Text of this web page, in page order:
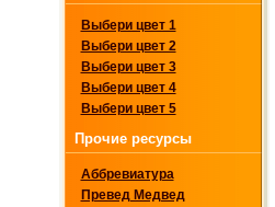
Выбери цвет 1
Выбери цвет 2
Выбери цвет 3
Выбери цвет 4
Выбери цвет 5
Прочие ресурсы
Аббревиатура
Превед Медвед